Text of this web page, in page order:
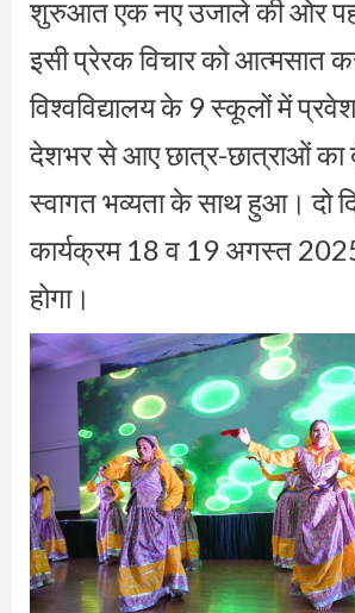
शुरुआत एक नए उजाले की ओर
इसी प्रेरक विचार को आत्मसात
विश्वविद्यालय के 9 स्कूलों में
देशभर से आए छात्र-छात्राओं का
स्वागत भव्यता के साथ हुआ। दो
कार्यक्रम 18 व 19 अगस्त
होगा।